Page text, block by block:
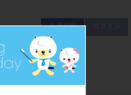
会員登録
ント
ログイン